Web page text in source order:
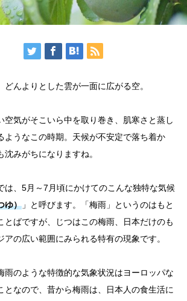
どんよりとした雲が一面に広がる空。
空気がそこいら中を取り巻き、肌寒さと蒸し
ようなこの時期。天候が不安定で落ち着か
みがちになりますね。
は、5月～7月頃にかけてのこんな独特な気候
ゆ） 」と呼びます。「梅雨」というのはもと
とばですが、じつはこの梅雨、日本だけのも
アの広い範囲にみられる特有の現象です。
雨のような特徴的な気象状況はヨーロッパな
となので、昔から梅雨は、日本人の食生活に